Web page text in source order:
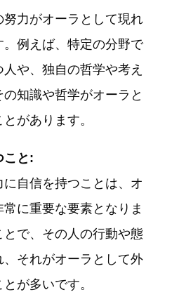
力がオーラとして現れ
。例えば、特定の分野で
や、独自の哲学や考え
知識や哲学がオーラと
があります。
こと:
自信を持つことは、オ
に重要な要素となりま
で、その人の行動や態
、それがオーラとして外
が多いです。